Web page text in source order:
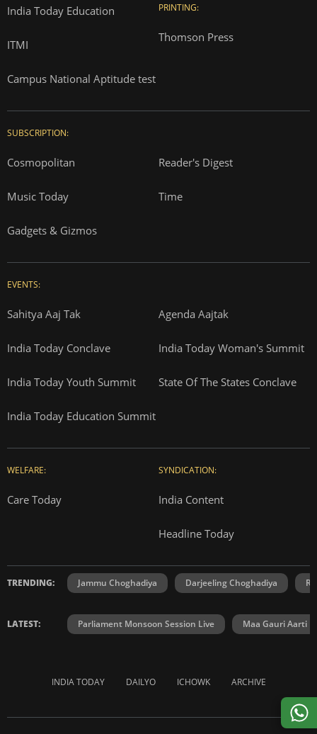
India Today Education
ITMI
Campus National Aptitude test
PRINTING:
Thomson Press
SUBSCRIPTION:
Cosmopolitan Reader's Digest
Music Today Time
Gadgets & Gizmos
EVENTS:
Sahitya Aaj Tak Agenda Aajtak
India Today Conclave India Today Woman's Summit
India Today Youth Summit State Of The States Conclave
India Today Education Summit
WELFARE:
Care Today
SYNDICATION:
India Content
Headline Today
TRENDING: Jammu Choghadiya Darjeeling Choghadiya
LATEST: Parliament Monsoon Session Live Maa Gauri Aarti
INDIA TODAY DAILYO ICHOWK ARCHIVE